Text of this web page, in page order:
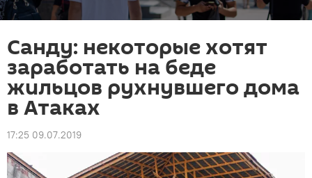
Санду: некоторые хотят
заработать на беде
жильцов рухнувшего дома
в Атаках
17:25 09.07.2019